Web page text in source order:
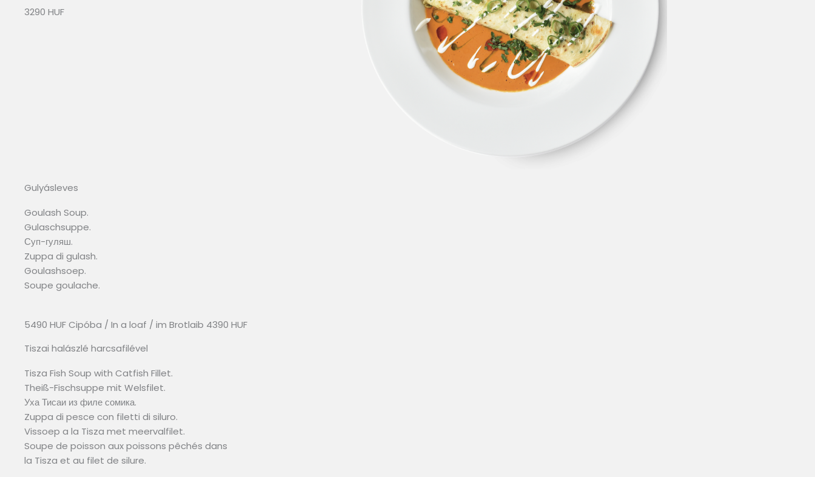
3290 HUF
Gulyásleves
Goulash Soup.
Gulaschsuppe.
Суп-гуляш.
Zuppa di gulash.
Goulashsoep.
Soupe goulache.
5490 HUF Cipóba / In a loaf / im Brotlaib 4390 HUF
Tiszai halászlé harcsafilével
Tisza Fish Soup with Catfish Fillet.
Theiß-Fischsuppe mit Welsfilet.
Уха Тисаи из филе сомика.
Zuppa di pesce con filetti di siluro.
Vissoep a la Tisza met meervalfilet.
Soupe de poisson aux poissons pêchés dans
la Tisza et au filet de silure.